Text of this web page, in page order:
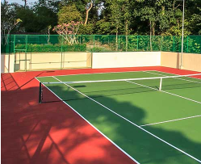
alanlarına
Aynı şekilde,
uygun
içinde tekrar
4.ÇEREZ
Çerezlerin
silmek için
Birçok
reddetme,